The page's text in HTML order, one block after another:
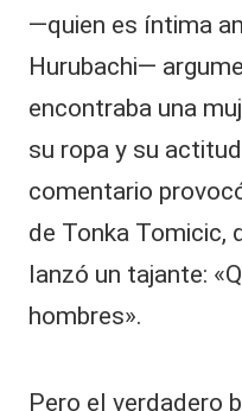
—quien es íntima
Hurubachi—
encontraba una
su ropa y su
comentario
de Tonka Tomicic,
lanzó un tajante:
hombres».
Pero el verdadero